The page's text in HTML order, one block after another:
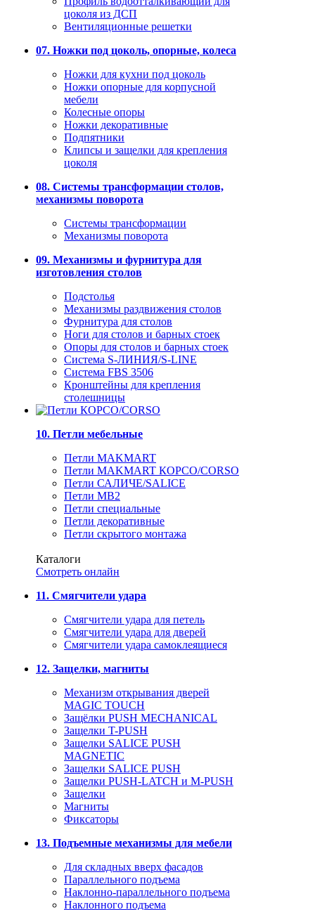
цоколя из ДСП
Вентиляционные решетки
07. Ножки под цоколь, опорные, колеса
Ножки для кухни под цоколь
Ножки опорные для корпусной
мебели
Колесные опоры
Ножки декоративные
Подпятники
Клипсы и защелки для крепления
цоколя
08. Системы трансформации столов,
механизмы поворота
Системы трансформации
Механизмы поворота
09. Механизмы и фурнитура для
изготовления столов
Подстолья
Механизмы раздвижения столов
Фурнитура для столов
Ноги для столов и барных стоек
Опоры для столов и барных стоек
Система S-ЛИНИЯ/S-LINE
Система FBS 3506
Кронштейны для крепления
столешницы
10. Петли мебельные
Петли MAKMART
Петли MAKMART КОРСО/CORSO
Петли САЛИЧЕ/SALICE
Петли MB2
Петли специальные
Петли декоративные
Петли скрытого монтажа
Каталоги
Смотреть онлайн
11. Смягчители удара
Смягчители удара для петель
Смягчители удара для дверей
Cмягчители удара самоклеящиеся
12. Защелки, магниты
Механизм открывания дверей
MAGIC TOUCH
Защёлки PUSH MECHANICAL
Защелки T-PUSH
Защелки SALICE PUSH
MAGNETIC
Защелки SALICE PUSH
Защелки PUSH-LATCH и M-PUSH
Защелки
Магниты
Фиксаторы
13. Подъемные механизмы для мебели
Для складных вверх фасадов
Параллельного подъема
Наклонно-параллельного подъема
Наклонного подъема